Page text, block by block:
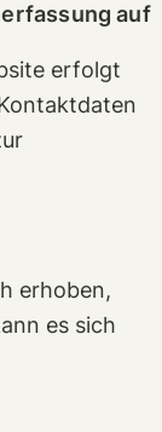
auf
erfolgt
erhoben,
es sich